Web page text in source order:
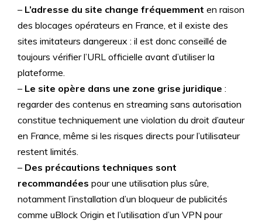
– L’adresse du site change fréquemment en raison
des blocages opérateurs en France, et il existe des
sites imitateurs dangereux : il est donc conseillé de
toujours vérifier l’URL officielle avant d’utiliser la
plateforme.
– Le site opère dans une zone grise juridique :
regarder des contenus en streaming sans autorisation
constitue techniquement une violation du droit d’auteur
en France, même si les risques directs pour l’utilisateur
restent limités.
– Des précautions techniques sont
recommandées pour une utilisation plus sûre,
notamment l’installation d’un bloqueur de publicités
comme uBlock Origin et l’utilisation d’un VPN pour